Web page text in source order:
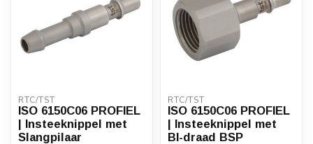
RTC/TST
ISO 6150C06 PROFIEL
| Insteeknippel met
Slangpilaar
RTC/TST
ISO 6150C06 PROFIEL
| Insteeknippel met
BI-draad BSP